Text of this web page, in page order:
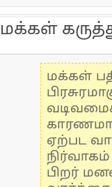
மக்கள்
மக்கள்
ஏற்பட
பிறர்